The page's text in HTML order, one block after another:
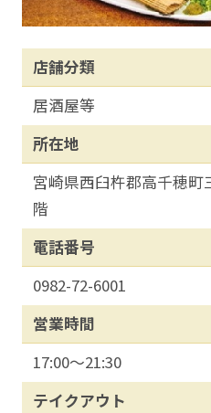
店舗分類
居酒屋等
所在地
宮崎県西臼杵郡高千穂町
階
電話番号
0982-72-6001
営業時間
17:00～21:30
テイクアウト